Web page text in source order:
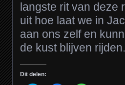
langste rit van deze
uit hoe laat we in
aan ons zelf en
de kust blijven rijden.
Dit delen: